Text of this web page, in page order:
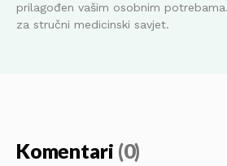
prilagođen vašim osobnim
za stručni medicinski savjet.
Komentari (0)